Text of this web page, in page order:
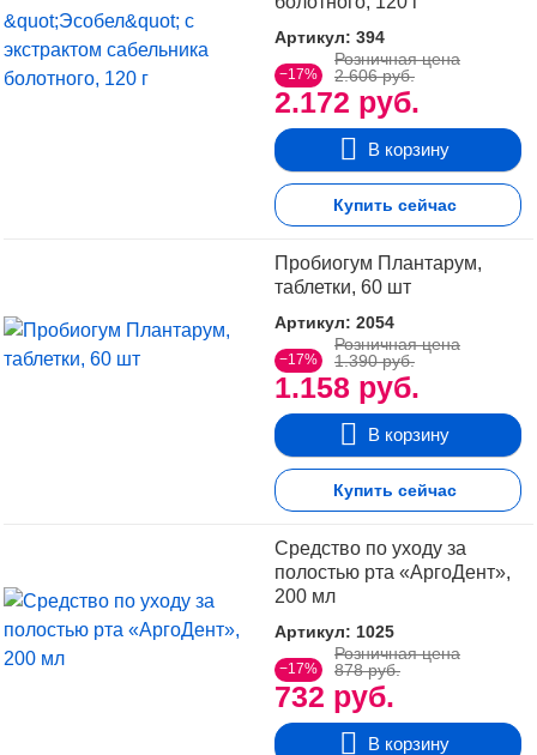
Артикул: 394
−17%
2.172 руб.
Розничная цена
2.606 руб.
В корзину
Купить сейчас
Пробиогум Плантарум,
таблетки, 60 шт
Артикул: 2054
−17%
1.158 руб.
Розничная цена
1.390 руб.
В корзину
Купить сейчас
Средство по уходу за
полостью рта «АргоДент»,
200 мл
Артикул: 1025
−17%
732 руб.
Розничная цена
878 руб.
В корзину